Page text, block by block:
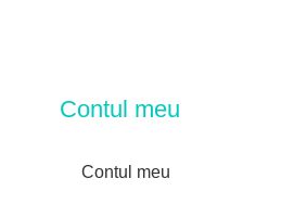
Contul meu
Contul meu